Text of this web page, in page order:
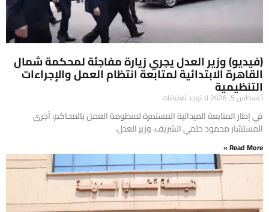
(فيديو) وزير العدل يجري زيارة مفاجئة لمحكمة شمال
القاهرة الابتدائية لمتابعة انتظام العمل والإجراءات
التنظيمية
أغسطس 5, 2026 لا توجد تعليقات
في إطار المتابعة الميدانية المستمرة لمنظومة العمل بالمحاكم، أجرى
المستشار محمود حلمي الشريف، وزير العدل،
Read More »